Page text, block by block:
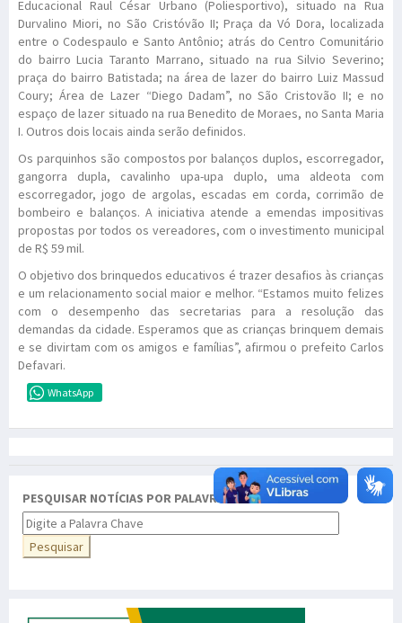
Educacional Raul César Urbano (Poliesportivo), situado na Rua
Durvalino Miori, no São Cristóvão II; Praça da Vó Dora, localizada
entre o Codespaulo e Santo Antônio; atrás do Centro Comunitário
do bairro Lucia Taranto Marrano, situado na rua Silvio Severino;
praça do bairro Batistada; na área de lazer do bairro Luiz Massud
Coury; Área de Lazer “Diego Dadam”, no São Cristovão II; e no
espaço de lazer situado na rua Benedito de Moraes, no Santa Maria
I. Outros dois locais ainda serão definidos.
Os parquinhos são compostos por balanços duplos, escorregador,
gangorra dupla, cavalinho upa-upa duplo, uma aldeota com
escorregador, jogo de argolas, escadas em corda, corrimão de
bombeiro e balanços. A iniciativa atende a emendas impositivas
propostas por todos os vereadores, com o investimento municipal
de R$ 59 mil.
O objetivo dos brinquedos educativos é trazer desafios às crianças
e um relacionamento social maior e melhor. “Estamos muito felizes
com o desempenho das secretarias para a resolução das
demandas da cidade. Esperamos que as crianças brinquem demais
e se divirtam com os amigos e famílias”, afirmou o prefeito Carlos
Defavari.
WhatsApp
PESQUISAR NOTÍCIAS POR PALAVRA CHAVE